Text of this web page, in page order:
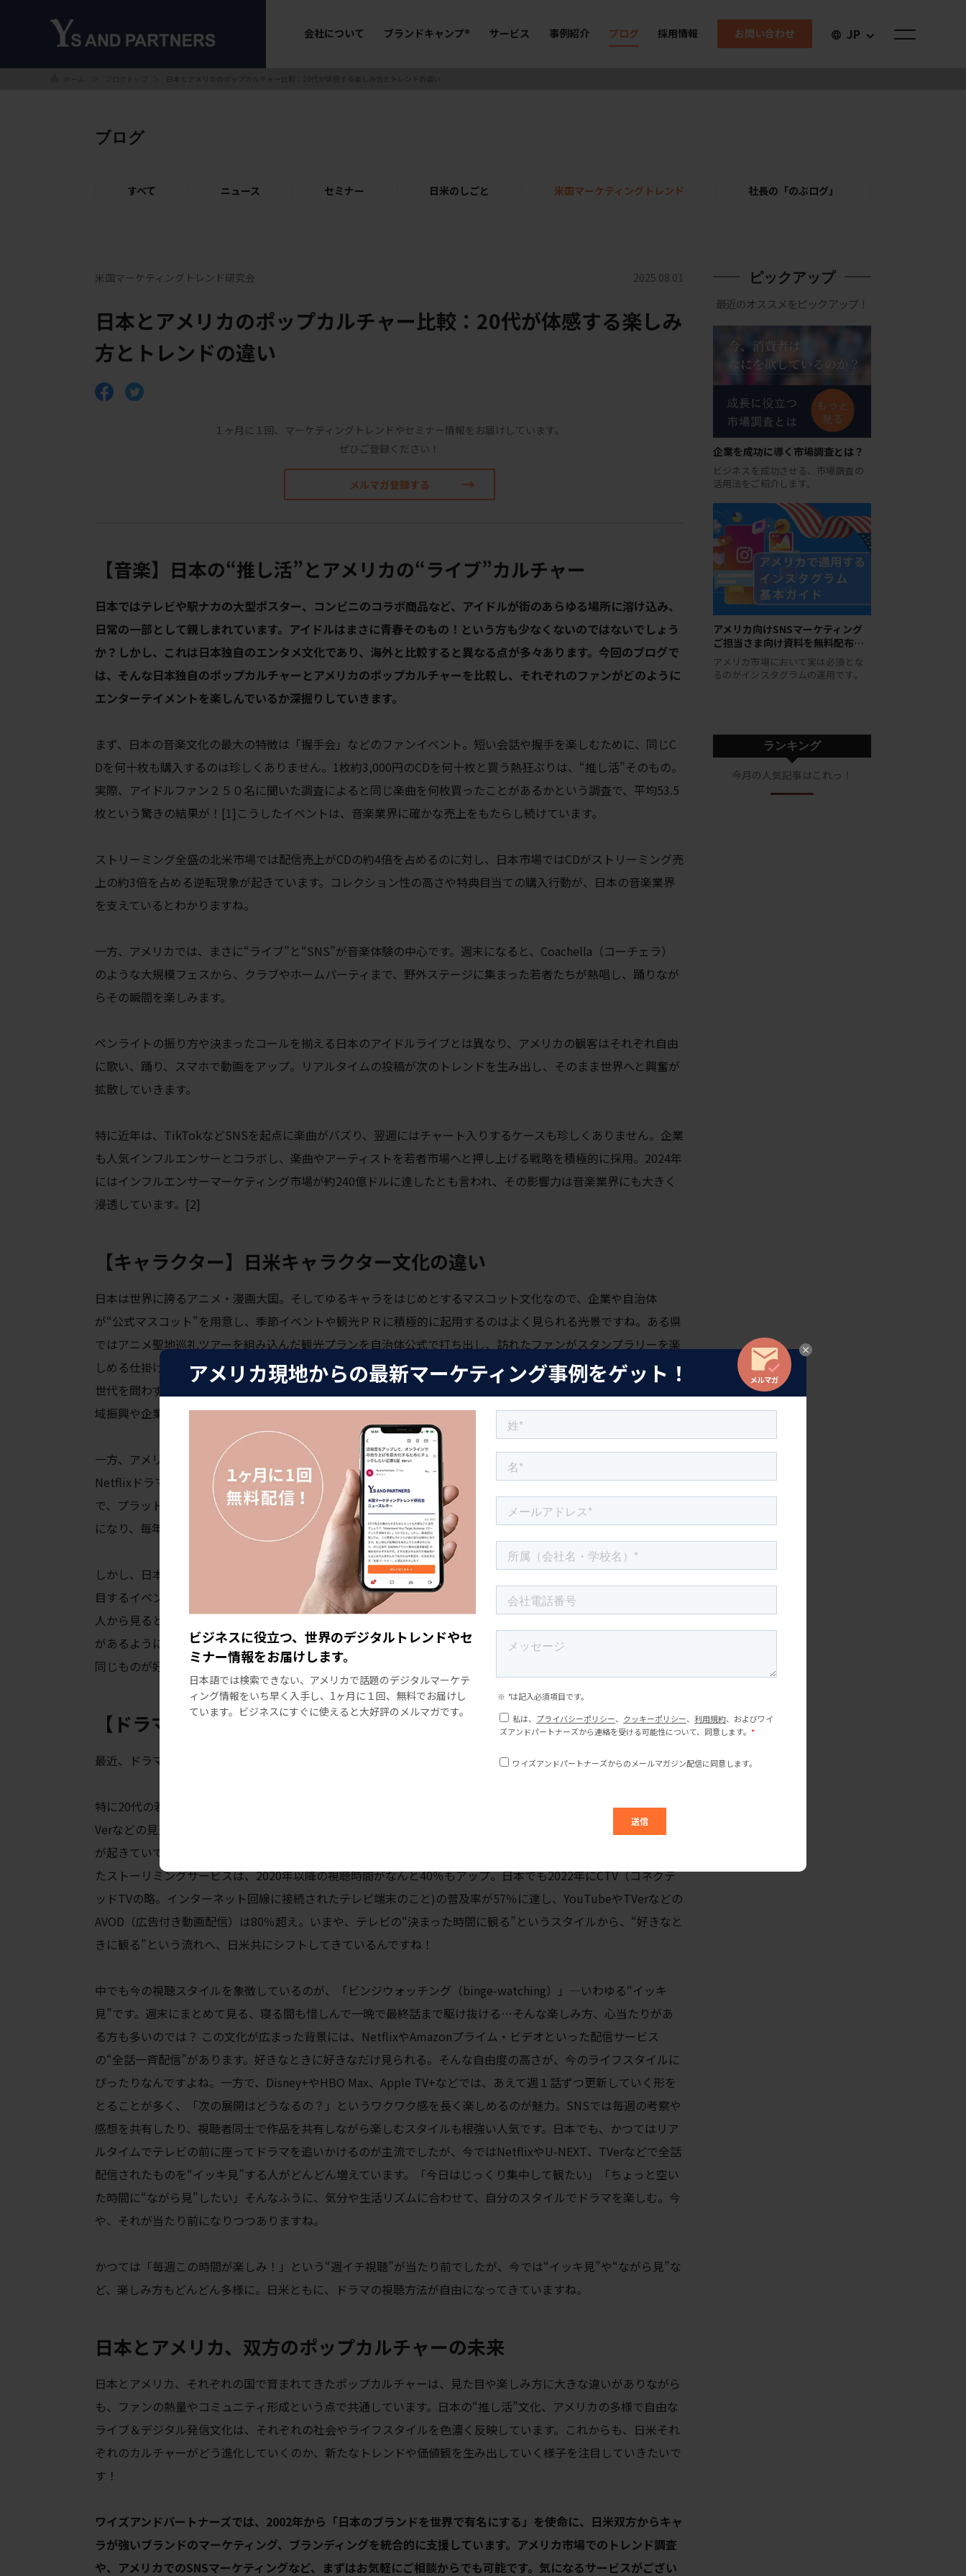
アメリカ現地からの最新マーケティング事例をゲット！
ビジネスに役立つ、世界のデジタルトレンドやセ
ミナー情報をお届けします。
日本語では検索できない、アメリカで話題のデジタルマーケテ
ィング情報をいち早く入手し、1ヶ月に１回、無料でお届けし
ています。ビジネスにすぐに使えると大好評のメルマガです。
会社について ブランドキャンプ® サービス 事例紹介 ブログ 採用情報 お問い合わせ JP
ブログ
すべて ニュース セミナー 日米のしごと 米国マーケティングトレンド 社長の「のぶログ」
米国マーケティングトレンド研究会 2025.08.01
日本とアメリカのポップカルチャー比較：20代が体感する楽しみ
方とトレンドの違い
１ヶ月に１回、マーケティングトレンドやセミナー情報をお届けしています。
ぜひご登録ください！
メルマガ登録する
【音楽】日本の“推し活”とアメリカの“ライブ”カルチャー
日本ではテレビや駅ナカの大型ポスター、コンビニのコラボ商品など、アイドルが街のあらゆる場所に溶け込み、
日常の一部として親しまれています。アイドルはまさに青春そのもの！という方も少なくないのではないでしょう
か？しかし、これは日本独自のエンタメ文化であり、海外と比較すると異なる点が多々あります。今回のブログで
は、そんな日本独自のポップカルチャーとアメリカのポップカルチャーを比較し、それぞれのファンがどのように
エンターテイメントを楽しんでいるか深掘りしていきます。
まず、日本の音楽文化の最大の特徴は「握手会」などのファンイベント。短い会話や握手を楽しむために、同じC
Dを何十枚も購入するのは珍しくありません。1枚約3,000円のCDを何十枚と買う熱狂ぶりは、“推し活”そのもの。
実際、 アイドルファン２５０名に聞いた調査によると同じ楽曲を何枚買ったことがあるかという調査で、平均53.5
枚という驚きの結果が！[1]こうしたイベントは、音楽業界に確かな売上をもたらし続けています。
ストリーミング全盛の北米市場では配信売上がCDの約4倍を占めるのに対し、日本市場ではCDがストリーミング売
上の約3倍を占める逆転現象が起きています。コレクション性の高さや特典目当ての購入行動が、日本の音楽業界
を支えているとわかりますね。
一方、アメリカでは、まさに“ライブ”と“SNS”が音楽体験の中心です。週末になると、Coachella（コーチェラ）
のような大規模フェスから、クラブやホームパーティまで、野外ステージに集まった若者たちが熱唱し、踊りなが
らその瞬間を楽しみます。
ペンライトの振り方や決まったコールを揃える日本のアイドルライブとは異なり、アメリカの観客はそれぞれ自由
に歌い、踊り、スマホで動画をアップ。リアルタイムの投稿が次のトレンドを生み出し、そのまま世界へと興奮が
拡散していきます。
特に近年は、TikTokなどSNSを起点に楽曲がバズり、翌週にはチャート入りするケースも珍しくありません。企業
も人気インフルエンサーとコラボし、楽曲やアーティストを若者市場へと押し上げる戦略を積極的に採用。2024年
にはインフルエンサーマーケティング市場が約240億ドルに達したとも言われ、その影響力は音楽業界にも大きく
浸透しています。[2]
【キャラクター】日米キャラクター文化の違い
日本は世界に誇るアニメ・漫画大国。そしてゆるキャラをはじめとするマスコット文化なので、企業や自治体
が“公式マスコット”を用意し、季節イベントや観光ＰＲに積極的に起用するのはよく見られる光景ですね。ある県
ではアニメ聖地巡礼ツアーを組み込んだ観光プランを自治体公式で打ち出し、訪れたファンがスタンプラリーを楽
しめる仕掛けが大人気。こうした取り組みは、子どもだけでなく大人にも広く受け入れられているのが特徴です。
世代を問わず「推しのキャラ」をコレクションし、イベントに足を運び、SNSで写真をシェアするーその熱量が地
域振興や企業ブランディングにもつながっているのが、日本ならではの強みと言えるでしょう。
一方、アメリカのエンタメ＆キャラクター文化は「多様性」と「コミュニティ」がキーワード。ハリウッド映画や
Netflixドラマといったメジャーコンテンツから、YouTubeやTikTok発のバイラル動画、人気ポッドキャストま
で、プラットフォームとジャンルが非常に広いのが特徴的です。近年では日本アニメやゲームもすっかりおなじみ
になり、毎年夏に開かれるAnime Expoには世界中から何万人ものファンが集まります。
しかし、日本のように「全国民的に誰もが知っているキャラクター」というのは生まれにくい印象です。全米が注
目するイベントが少なく、逆に言えば、それ以外は自分の好きなコミュニティで熱狂する文化とも言えます。日本
人から見ると「みんなバラバラ」と映るかもしれませんが、そのぶんニッチな趣味でも仲間が見つかりやすい土壌
があるように思います。FacebookグループやRedditのようなオンラインコミュニティも発達していて、「自分と
同じものが好きな人と語り合う」ことに積極的なのもアメリカの20代の特徴でしょう。
【ドラマ】視聴スタイルの変化
最近、ドラマの楽しみ方がこんなに変わってるって、ご存じでしたか？
特に20代の若者を中心に、リアルタイムの地上波で観るスタイルから、どんどん離れつつあります。日本では、T
Verなどの見逃し配信でドラマをチェックするのが当たり前になってきていますね。アメリカでも同じような流れ
が起きていて、18〜24歳の約87％がストリーミングをメインで利用しているんです。NetflixやPrime Videoといっ
たストーリミングサービスは、2020年以降の視聴時間がなんと40％もアップ。日本でも2022年にCTV（コネクテ
ッドTVの略。インターネット回線に接続されたテレビ端末のこと)の普及率が57％に達し、YouTubeやTVerなどの
AVOD（広告付き動画配信）は80％超え。いまや、テレビの“決まった時間に観る”というスタイルから、“好きなと
きに観る”という流れへ、日米共にシフトしてきているんですね！
中でも今の視聴スタイルを象徴しているのが、「ビンジウォッチング（binge-watching）」―いわゆる“イッキ
見”です。週末にまとめて見る、寝る間も惜しんで一晩で最終話まで駆け抜ける…そんな楽しみ方、心当たりがあ
る方も多いのでは？ この文化が広まった背景には、NetflixやAmazonプライム・ビデオといった配信サービス
の“全話一斉配信”があります。好きなときに好きなだけ見られる。そんな自由度の高さが、今のライフスタイルに
ぴったりなんですよね。一方で、Disney+やHBO Max、Apple TV+などでは、あえて週１話ずつ更新していく形を
とることが多く、「次の展開はどうなるの？」というワクワク感を長く楽しめるのが魅力。SNSでは毎週の考察や
感想を共有したり、視聴者同士で作品を共有しながら楽しむスタイルも根強い人気です。日本でも、かつてはリア
ルタイムでテレビの前に座ってドラマを追いかけるのが主流でしたが、今ではNetflixやU-NEXT、TVerなどで全話
配信されたものを“イッキ見”する人がどんどん増えています。「今日はじっくり集中して観たい」「ちょっと空い
た時間に“ながら見”したい」そんなふうに、気分や生活リズムに合わせて、自分のスタイルでドラマを楽しむ。今
や、それが当たり前になりつつありますね。
かつては「毎週この時間が楽しみ！」という“週イチ視聴”が当たり前でしたが、今では“イッキ見”や“ながら見”な
ど、楽しみ方もどんどん多様に。日米ともに、ドラマの視聴方法が自由になってきていますね。
日本とアメリカ、双方のポップカルチャーの未来
日本とアメリカ、それぞれの国で育まれてきたポップカルチャーは、見た目や楽しみ方に大きな違いがありながら
も、ファンの熱量やコミュニティ形成という点で共通しています。日本の“推し活”文化、アメリカの多様で自由な
ライブ＆デジタル発信文化は、それぞれの社会やライフスタイルを色濃く反映しています。これからも、日米それ
ぞれのカルチャーがどう進化していくのか、新たなトレンドや価値観を生み出していく様子を注目していきたいで
す！
ワイズアンドパートナーズでは、2002年から「日本のブランドを世界で有名にする」を使命に、日米双方からキャ
ラが強いブランドのマーケティング、ブランディングを統合的に支援しています。アメリカ市場でのトレンド調査
や、アメリカでのSNSマーケティングなど、まずはお気軽にご相談からでも可能です。気になるサービスがござい
ピックアップ
最近のオススメをピックアップ！
企業を成功に導く市場調査とは？
ビジネスを成功させる、市場調査の
活用法をご紹介します。
アメリカ向けSNSマーケティング
ご担当さま向け資料を無料配布…
アメリカ市場において実は必須とな
るのがインスタグラムの運用です。
ランキング
今月の人気記事はこれっ！